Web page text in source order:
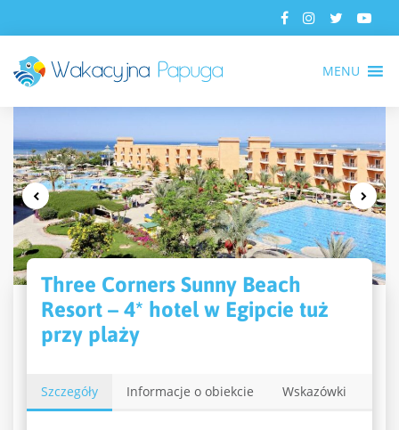
MENU
Three Corners Sunny Beach
Resort – 4* hotel w Egipcie tuż
przy plaży
Szczegóły Informacje o obiekcie Wskazówki